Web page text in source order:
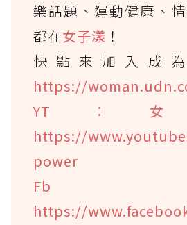
樂話題、運動健康、
都在女子漾 ！
快點來加入成
https://
YT：
https://
power
Fb
https://